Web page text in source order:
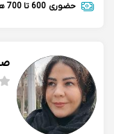
حضوری 600 تا 700 هزارتومان